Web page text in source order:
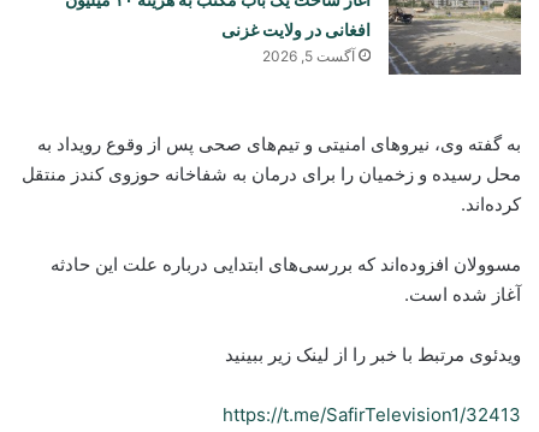
افغانی در ولایت غزنی
آگست 5, 2026
به گفته وی، نیروهای امنیتی و تیم‌های صحی پس از وقوع رویداد به
محل رسیده و زخمیان را برای درمان به شفاخانه حوزوی کندز منتقل
کرده‌اند.
مسوولان افزوده‌اند که بررسی‌های ابتدایی درباره علت این حادثه
آغاز شده است.
ویدئوی مرتبط با خبر را از لینک زیر ببینید
https://t.me/SafirTelevision1/32413